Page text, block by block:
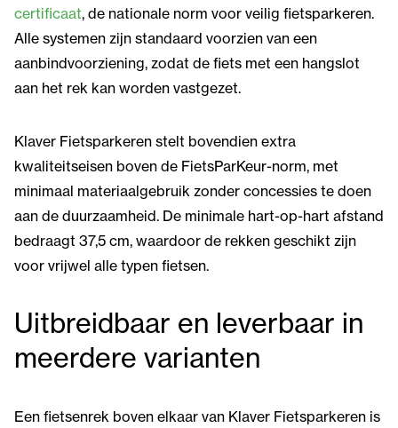
certificaat, de nationale norm voor veilig fietsparkeren.
Alle systemen zijn standaard voorzien van een
aanbindvoorziening, zodat de fiets met een hangslot
aan het rek kan worden vastgezet.
Klaver Fietsparkeren stelt bovendien extra
kwaliteitseisen boven de FietsParKeur-norm, met
minimaal materiaalgebruik zonder concessies te doen
aan de duurzaamheid. De minimale hart-op-hart afstand
bedraagt 37,5 cm, waardoor de rekken geschikt zijn
voor vrijwel alle typen fietsen.
Uitbreidbaar en leverbaar in
meerdere varianten
Een fietsenrek boven elkaar van Klaver Fietsparkeren is